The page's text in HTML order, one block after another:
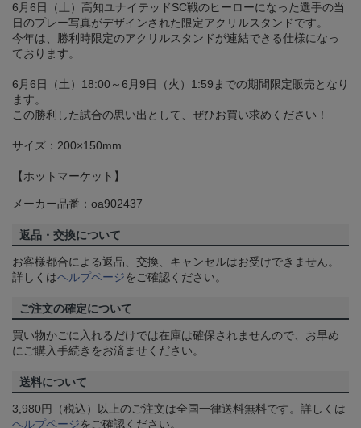
6月6日（土）高知ユナイテッドSC戦のヒーローになった選手の当
日のプレー写真がデザインされた限定アクリルスタンドです。
今年は、勝利時限定のアクリルスタンドが連結できる仕様になっ
ております。
6月6日（土）18:00～6月9日（火）1:59までの期間限定販売となり
ます。
この勝利した試合の思い出として、ぜひお買い求めください！
サイズ：200×150mm
【ホットマーケット】
メーカー品番：oa902437
返品・交換について
お客様都合による返品、交換、キャンセルはお受けできません。
詳しくはヘルプページをご確認ください。
ご注文の確定について
買い物かごに入れるだけでは在庫は確保されませんので、お早め
にご購入手続きをお済ませください。
送料について
3,980円（税込）以上のご注文は全国一律送料無料です。詳しくは
ヘルプページをご確認ください。